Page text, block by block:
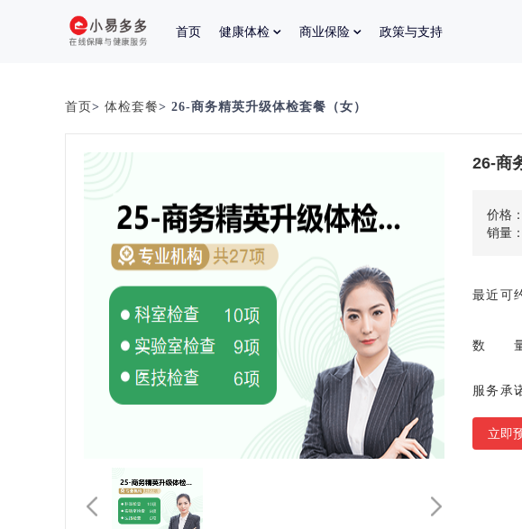
首页 健康体检 商业保险 政策与支持
首页> 体检套餐> 26-商务精英升级体检套餐（女）
26-商
价格：
销量
最近可
数
服务承
立即